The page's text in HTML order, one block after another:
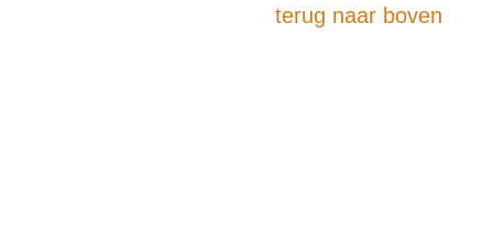
terug naar boven